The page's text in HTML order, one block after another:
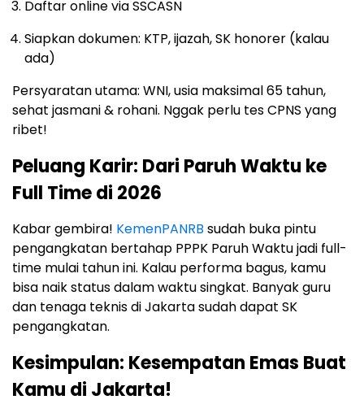
Daftar online via SSCASN
Siapkan dokumen: KTP, ijazah, SK honorer (kalau
ada)
Persyaratan utama: WNI, usia maksimal 65 tahun,
sehat jasmani & rohani. Nggak perlu tes CPNS yang
ribet!
Peluang Karir: Dari Paruh Waktu ke
Full Time di 2026
Kabar gembira! KemenPANRB sudah buka pintu
pengangkatan bertahap PPPK Paruh Waktu jadi full-
time mulai tahun ini. Kalau performa bagus, kamu
bisa naik status dalam waktu singkat. Banyak guru
dan tenaga teknis di Jakarta sudah dapat SK
pengangkatan.
Kesimpulan: Kesempatan Emas Buat
Kamu di Jakarta!